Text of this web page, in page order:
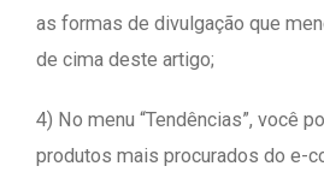
as formas de divulgação que
de cima deste artigo;
4) No menu “Tendências”, você
produtos mais procurados do e-